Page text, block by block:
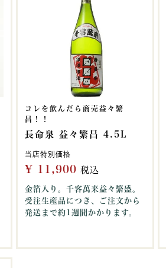
コレを飲んだら商売益々繁
昌！！
長命泉 益々繁昌 4.5L
当店特別価格
¥ 11,900 税込
金箔入り。千客萬来益々繁盛。
受注生産品につき、ご注文から
発送まで約1週間かかります。